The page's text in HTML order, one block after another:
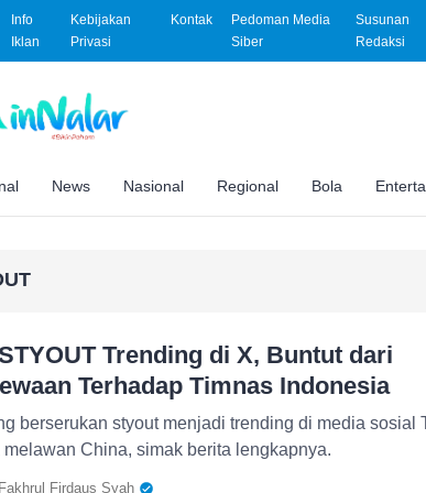
Info
Iklan
Kebijakan
Privasi
Kontak
Pedoman Media
Siber
Susunan
Redaksi
News Nasional Regional Bola
Trending di X, Buntut dari
Terhadap Timnas Indonesia
berserukan styout menjadi trending di media sosial
melawan China, simak berita lengkapnya.
Firdaus Syah